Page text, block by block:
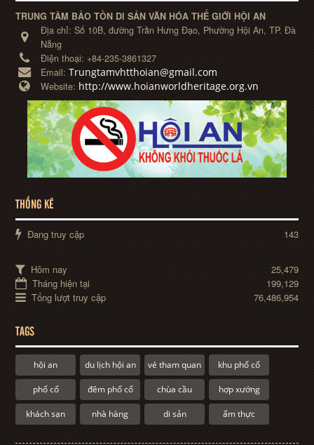
TRUNG TÂM BẢO TỒN DI SẢN VĂN HÓA THẾ GIỚI HỘI AN
Địa chỉ:Số 10B, đường Trần Hưng Đạo, Phường Hội An, TP. Đà
Nẵng
Điện thoại: +84-235-3861327
Email:Trungtamvhtthoian@gmail.com
Website: http://www.hoianworldheritage.org.vn
THỐNG KÊ
Đang truy cập 143
Hôm nay
25,479
Tháng hiện tại
199,129
Tổng lượt truy cập
76,486,954
TAGS
hội an du lịch hội an vé tham quan khu phố cổ
phố cổ đêm phố cổ chùa cầu hợp xướng
khách sạn nhà hàng di sản ẩm thực